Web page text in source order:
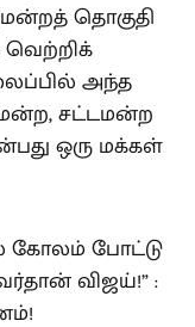
தொகுதி
வெற்றிக்
அந்த
சட்டமன்ற
ஒரு மக்கள்